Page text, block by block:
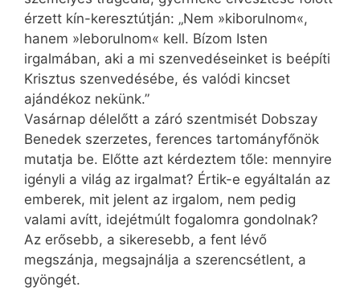
érzett kín-keresztútján: „Nem »kiborulnom«,
hanem »leborulnom« kell. Bízom Isten
irgalmában, aki a mi szenvedéseinket is beépíti
Krisztus szenvedésébe, és valódi kincset
ajándékoz nekünk.”
Vasárnap délelőtt a záró szentmisét Dobszay
Benedek szerzetes, ferences tartományfőnök
mutatja be. Előtte azt kérdeztem tőle: mennyire
igényli a világ az irgalmat? Értik-e egyáltalán az
emberek, mit jelent az irgalom, nem pedig
valami avítt, idejétmúlt fogalomra gondolnak?
Az erősebb, a sikeresebb, a fent lévő
megszánja, megsajnálja a szerencsétlent, a
gyöngét.